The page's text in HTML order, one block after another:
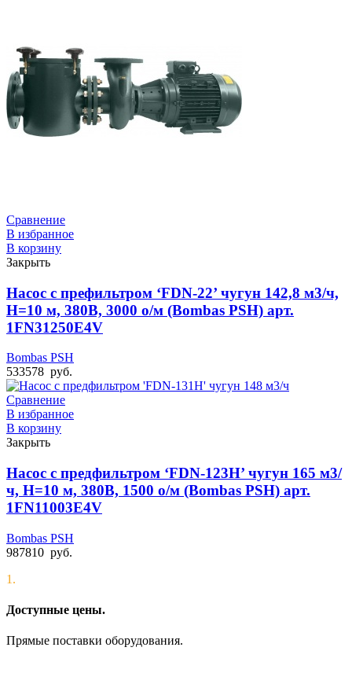
Сравнение
В избранное
В корзину
Закрыть
Насос с префильтром ‘FDN-22’ чугун 142,8 м3/ч,
Н=10 м, 380В, 3000 о/м (Bombas PSH) арт.
1FN31250E4V
Bombas PSH
533578 руб.
Сравнение
В избранное
В корзину
Закрыть
Насос с предфильтром ‘FDN-123H’ чугун 165 м3/
ч, Н=10 м, 380В, 1500 о/м (Bombas PSH) арт.
1FN11003E4V
Bombas PSH
987810 руб.
1.
Доступные цены.
Прямые поставки оборудования.